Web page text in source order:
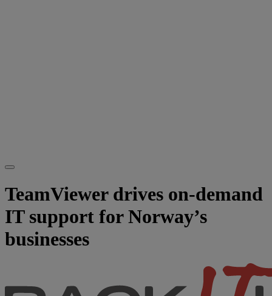
TeamViewer drives on-demand
IT support for Norway’s
businesses